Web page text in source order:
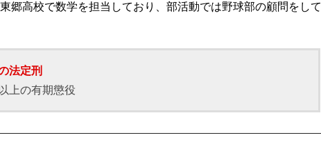
郷高校で数学を担当しており、部活動では野球部の顧問をして
法定刑
上の有期懲役